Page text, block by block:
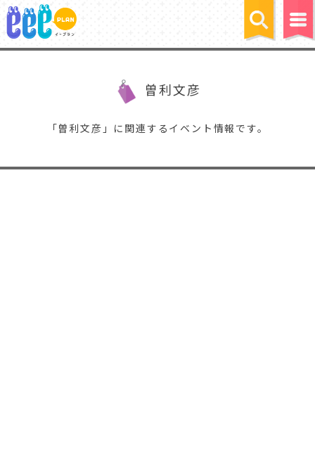
曽利文彦
「曽利文彦」に関連するイベント情報です。